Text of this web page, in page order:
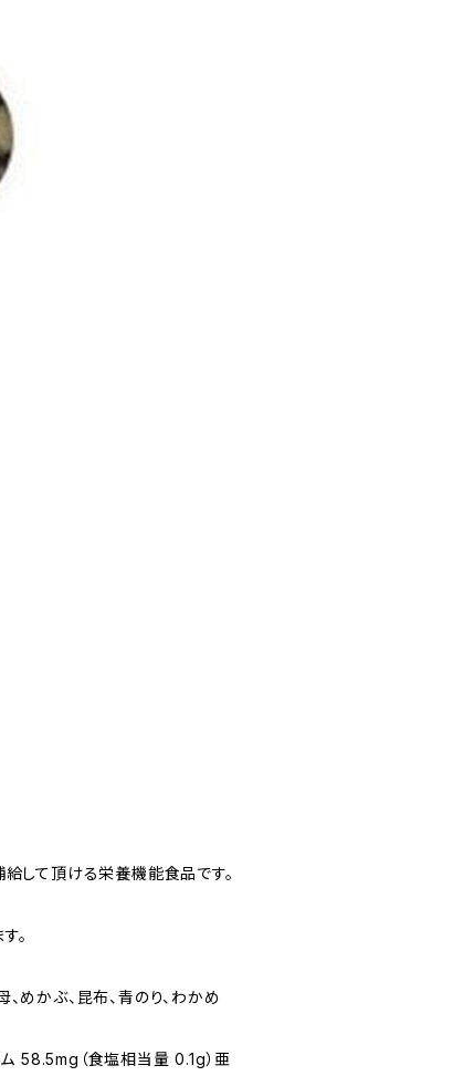
して頂ける栄養機能食品です。
。
、めかぶ、昆布、青のり、わかめ
58.5mg（食塩相当量 0.1g）亜